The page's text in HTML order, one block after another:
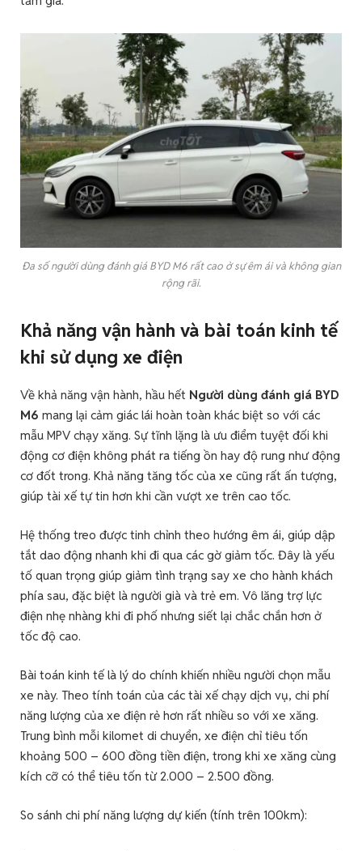
Đa số người dùng đánh giá BYD M6 rất cao ở sự êm ái và không gian
rộng rãi.
Khả năng vận hành và bài toán kinh tế
khi sử dụng xe điện
Về khả năng vận hành, hầu hết Người dùng đánh giá BYD
M6 mang lại cảm giác lái hoàn toàn khác biệt so với các
mẫu MPV chạy xăng. Sự tĩnh lặng là ưu điểm tuyệt đối khi
động cơ điện không phát ra tiếng ồn hay độ rung như động
cơ đốt trong. Khả năng tăng tốc của xe cũng rất ấn tượng,
giúp tài xế tự tin hơn khi cần vượt xe trên cao tốc.
Hệ thống treo được tinh chỉnh theo hướng êm ái, giúp dập
tắt dao động nhanh khi đi qua các gờ giảm tốc. Đây là yếu
tố quan trọng giúp giảm tình trạng say xe cho hành khách
phía sau, đặc biệt là người già và trẻ em. Vô lăng trợ lực
điện nhẹ nhàng khi đi phố nhưng siết lại chắc chắn hơn ở
tốc độ cao.
Bài toán kinh tế là lý do chính khiến nhiều người chọn mẫu
xe này. Theo tính toán của các tài xế chạy dịch vụ, chi phí
năng lượng của xe điện rẻ hơn rất nhiều so với xe xăng.
Trung bình mỗi kilomet di chuyển, xe điện chỉ tiêu tốn
khoảng 500 – 600 đồng tiền điện, trong khi xe xăng cùng
kích cỡ có thể tiêu tốn từ 2.000 – 2.500 đồng.
So sánh chi phí năng lượng dự kiến (tính trên 100km):